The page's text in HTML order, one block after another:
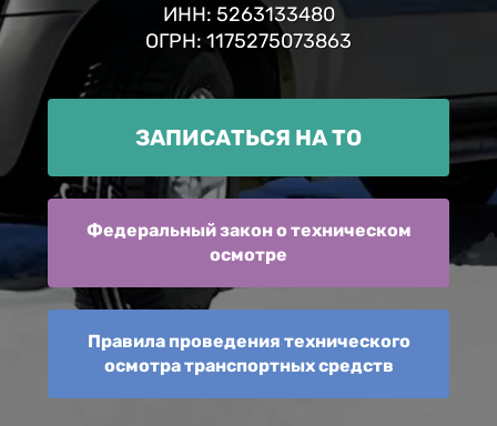
ИНН: 5263133480
ОГРН: 1175275073863
ЗАПИСАТЬСЯ НА ТО
Федеральный закон о техническом
осмотре
Правила проведения технического
осмотра транспортных средств